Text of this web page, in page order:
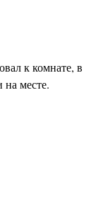
к комнате, в
месте.